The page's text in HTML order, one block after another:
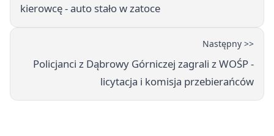
kierowcę - auto stało w zatoce
Następny >>
Policjanci z Dąbrowy Górniczej zagrali z WOŚP -
licytacja i komisja przebierańców